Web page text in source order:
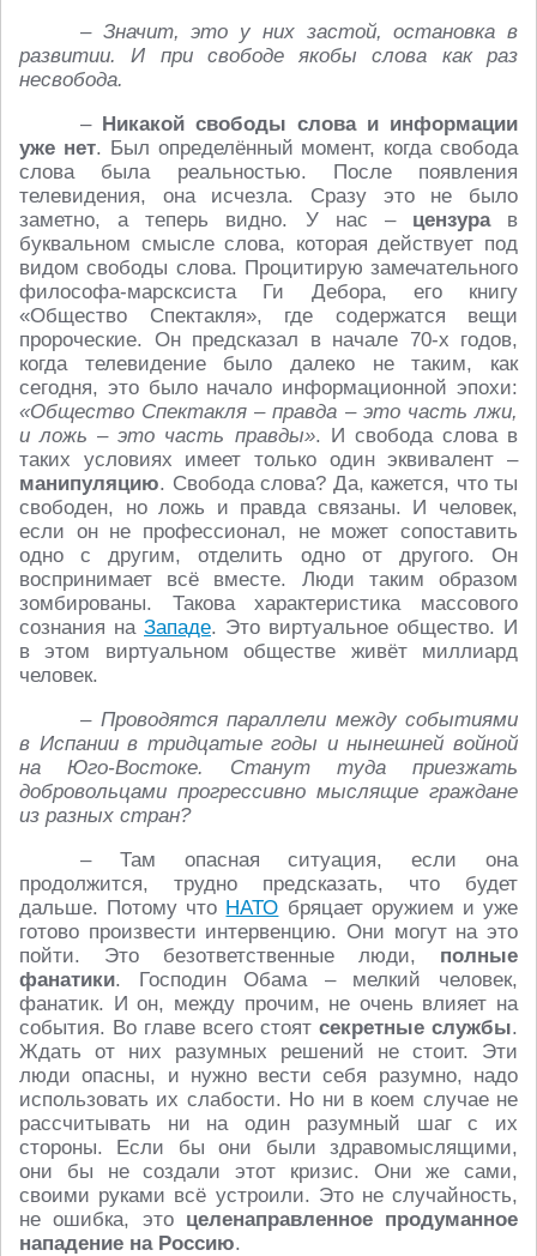
– Значит, это у них застой, остановка в
развитии. И при свободе якобы слова как раз
несвобода.
– Никакой свободы слова и информации
уже нет. Был определённый момент, когда свобода
слова была реальностью. После появления
телевидения, она исчезла. Сразу это не было
заметно, а теперь видно. У нас – цензурав
буквальном смысле слова, которая действует под
видом свободы слова. Процитирую замечательного
философа-марсксиста Ги Дебора, его книгу
«Общество Спектакля», где содержатся вещи
пророческие. Он предсказал в начале 70-х годов,
когда телевидение было далеко не таким, как
сегодня, это было начало информационной эпохи:
«Общество Спектакля – правда – это часть лжи,
и ложь – это часть правды». И свобода слова в
таких условиях имеет только один эквивалент –
манипуляцию. Свобода слова? Да, кажется, что ты
свободен, но ложь и правда связаны. И человек,
если он не профессионал, не может сопоставить
одно с другим, отделить одно от другого. Он
воспринимает всё вместе. Люди таким образом
зомбированы. Такова характеристика массового
сознания на Западе. Это виртуальное общество. И
в этом виртуальном обществе живёт миллиард
человек.
– Проводятся параллели между событиями
в Испании в тридцатые годы и нынешней войной
на Юго-Востоке. Станут туда приезжать
добровольцами прогрессивно мыслящие граждане
из разных стран?
– Там опасная ситуация, если она
продолжится, трудно предсказать, что будет
дальше. Потому что НАТО бряцает оружием и уже
готово произвести интервенцию. Они могут на это
пойти. Это безответственные люди, полные
фанатики. Господин Обама – мелкий человек,
фанатик. И он, между прочим, не очень влияет на
события. Во главе всего стоят секретные службы.
Ждать от них разумных решений не стоит. Эти
люди опасны, и нужно вести себя разумно, надо
использовать их слабости. Но ни в коем случае не
рассчитывать ни на один разумный шаг с их
стороны. Если бы они были здравомыслящими,
они бы не создали этот кризис. Они же сами,
своими руками всё устроили. Это не случайность,
не ошибка, это целенаправленное продуманное
нападение на Россию.